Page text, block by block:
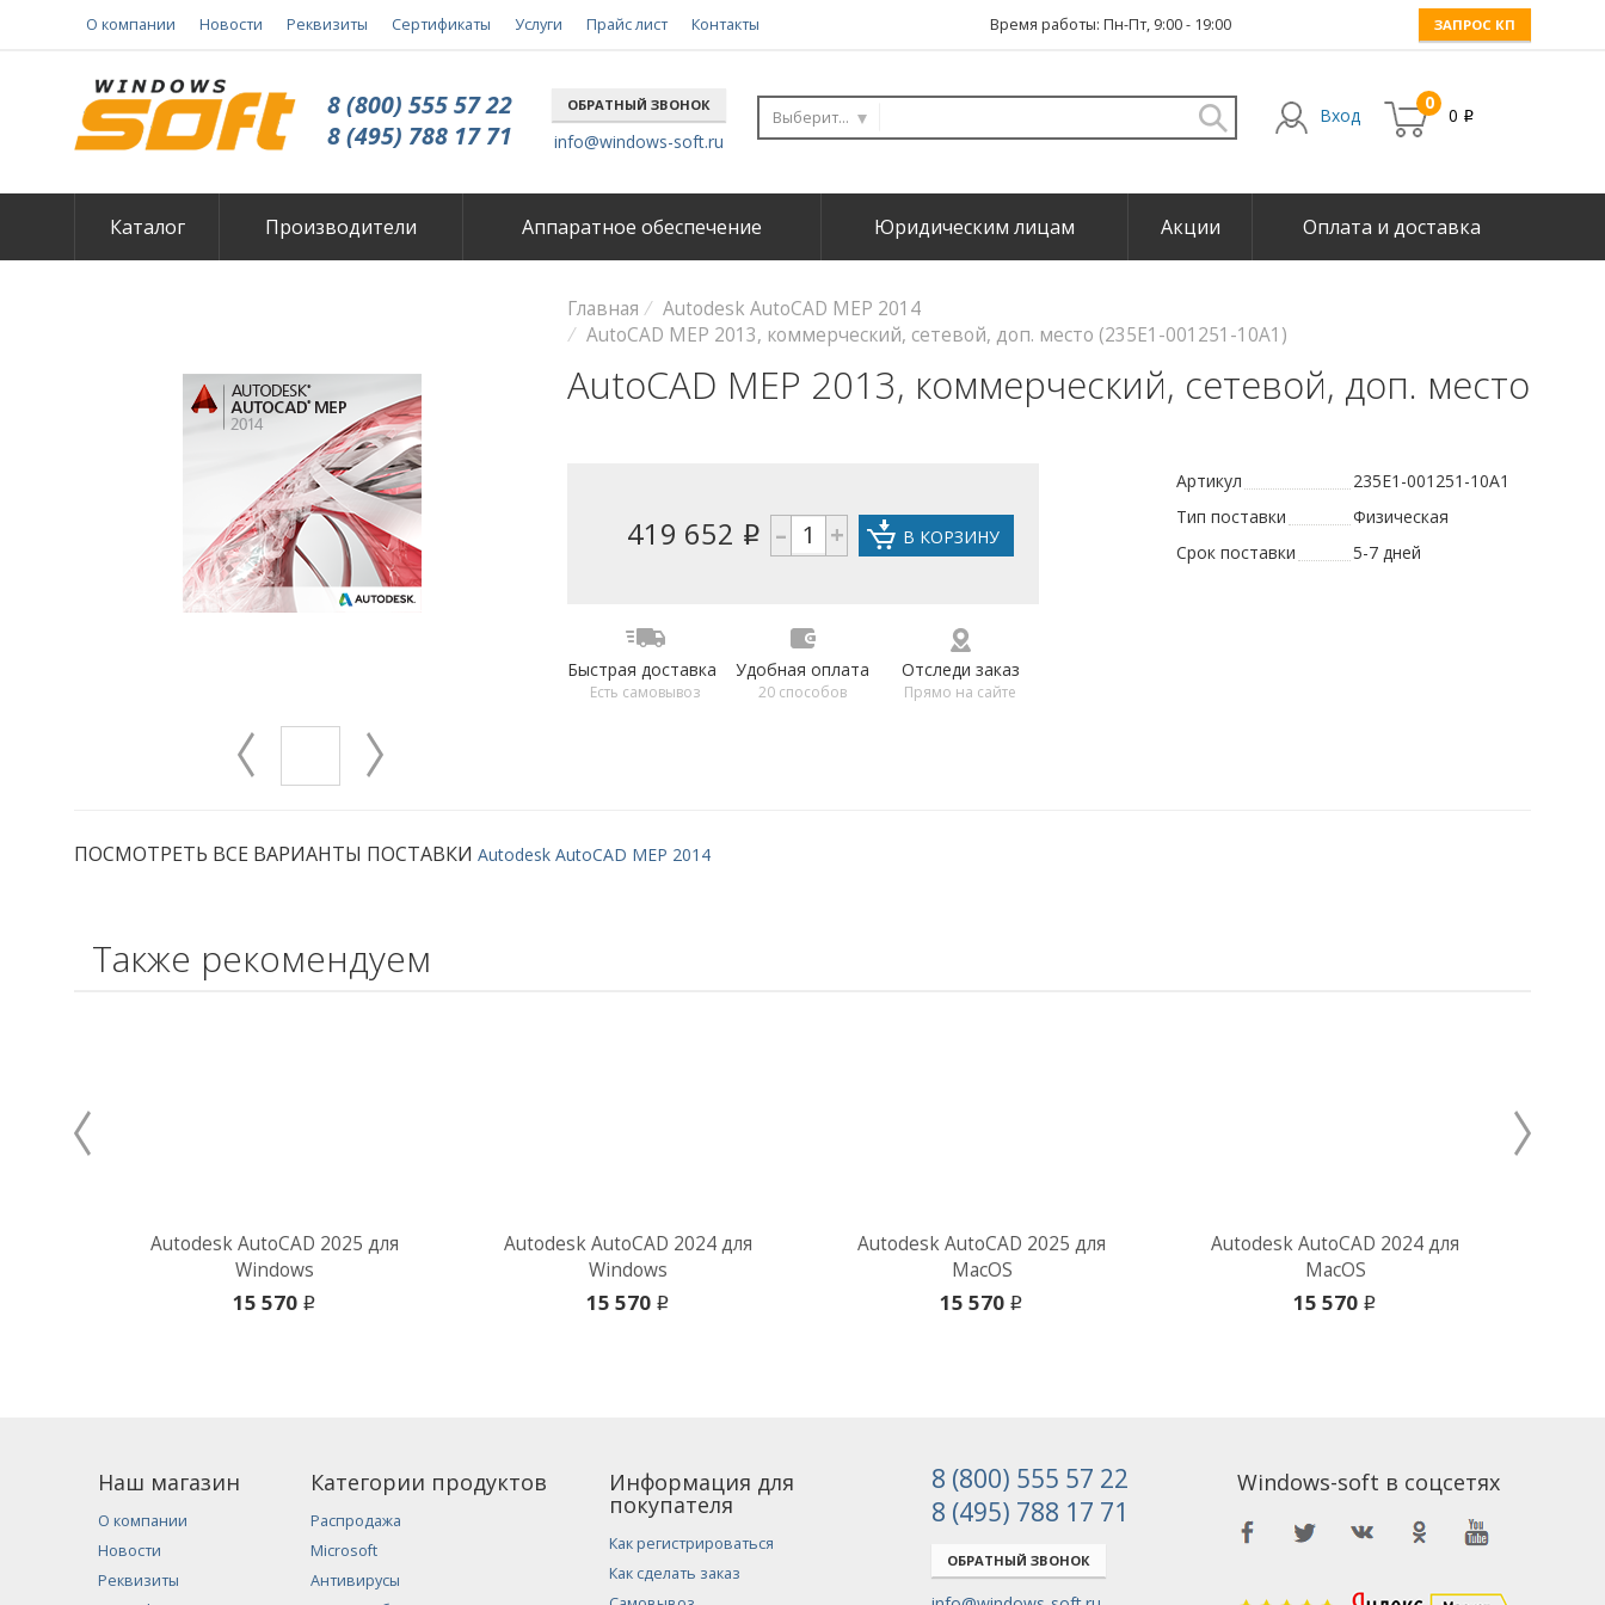
О компании Новости Реквизиты Сертификаты Услуги Прайс лист Контакты Время работы: Пн-Пт, 9:00 - 19:00 ЗАПРОС КП
8 (800) 555 57 22
8 (495) 788 17 71
ОБРАТНЫЙ ЗВОНОК
info@windows-soft.ru
Выберите... Вход
0
0 i
Каталог Производители Аппаратное обеспечение Юридическим лицам Акции Оплата и доставка
Главная
Autodesk AutoCAD MEP 2014
AutoCAD MEP 2013, коммерческий, сетевой, доп. место (235E1-001251-10A1)
AutoCAD MEP 2013, коммерческий, сетевой, доп. место
419 652 i – + В КОРЗИНУ
Быстрая доставка
Есть самовывоз
Удобная оплата
20 способов
Отследи заказ
Прямо на сайте
Артикул
235E1-001251-10A1
Тип поставки
Физическая
Срок поставки
5-7 дней
ПОСМОТРЕТЬ ВСЕ ВАРИАНТЫ ПОСТАВКИ Autodesk AutoCAD MEP 2014
Также рекомендуем
Autodesk AutoCAD 2025 для
Windows
15 570 i
Autodesk AutoCAD 2024 для
Windows
15 570 i
Autodesk AutoCAD 2025 для
MacOS
15 570 i
Autodesk AutoCAD 2024 для
MacOS
15 570 i
Наш магазин
О компании
Новости
Реквизиты
Категории продуктов
Распродажа
Microsoft
Антивирусы
Информация для
покупателя
Как регистрироваться
Как сделать заказ
8 (800) 555 57 22
8 (495) 788 17 71
ОБРАТНЫЙ ЗВОНОК
Windows-soft в соцсетях